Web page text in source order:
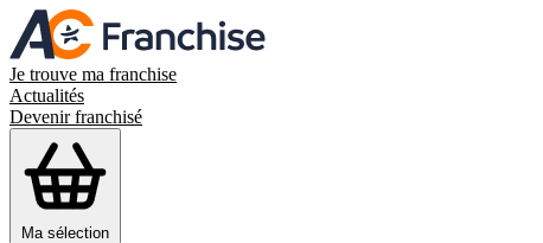
Je trouve ma franchise
Actualités
Devenir franchisé
Ma sélection